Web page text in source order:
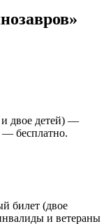
двое детей) —
бесплатно.
билет (двое
и ветераны